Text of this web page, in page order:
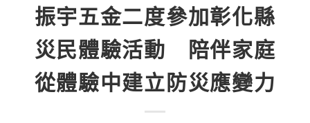
振宇五金二度參加彰化縣
災民體驗活動 陪伴家庭
從體驗中建立防災應變力